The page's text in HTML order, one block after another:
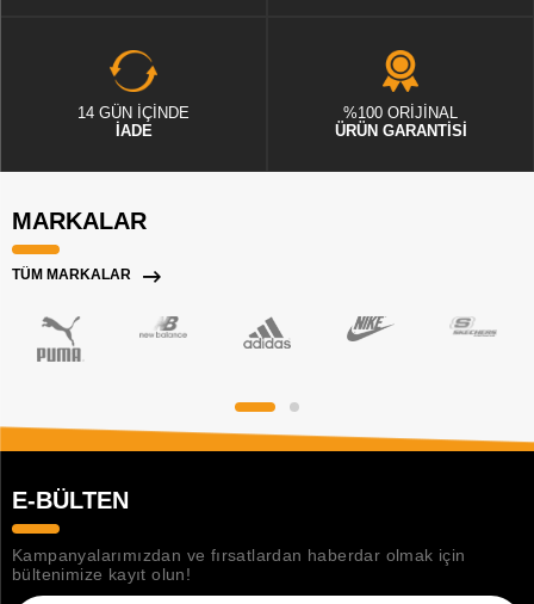
14 GÜN İÇİNDE
İADE
%100 ORİJİNAL
ÜRÜN GARANTİSİ
MARKALAR
TÜM MARKALAR
E-BÜLTEN
Kampanyalarımızdan ve fırsatlardan haberdar olmak için
bültenimize kayıt olun!